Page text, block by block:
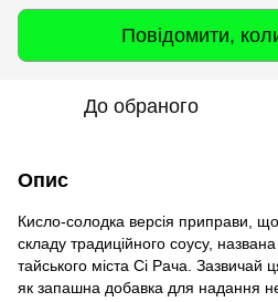
Повідомити,
До обраного
Опис
Кисло-солодка версія приправи,
складу традиційного соусу,
тайського міста Сі Рача. Зазвичай
як запашна добавка для надання